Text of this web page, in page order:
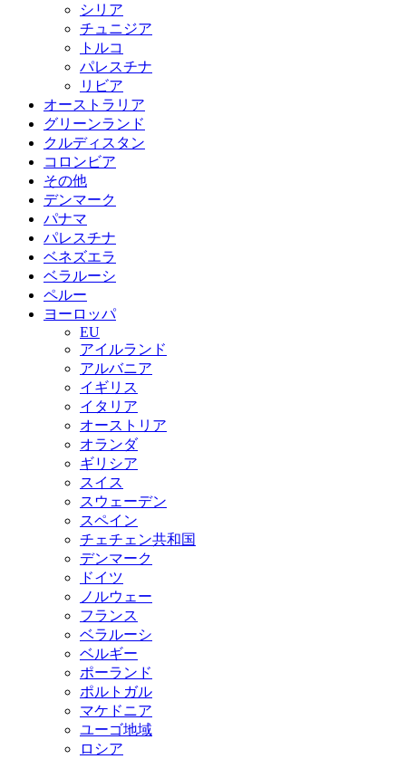
シリア
チュニジア
トルコ
パレスチナ
リビア
オーストラリア
グリーンランド
クルディスタン
コロンビア
その他
デンマーク
パナマ
パレスチナ
ベネズエラ
ベラルーシ
ペルー
ヨーロッパ
EU
アイルランド
アルバニア
イギリス
イタリア
オーストリア
オランダ
ギリシア
スイス
スウェーデン
スペイン
チェチェン共和国
デンマーク
ドイツ
ノルウェー
フランス
ベラルーシ
ベルギー
ポーランド
ポルトガル
マケドニア
ユーゴ地域
ロシア